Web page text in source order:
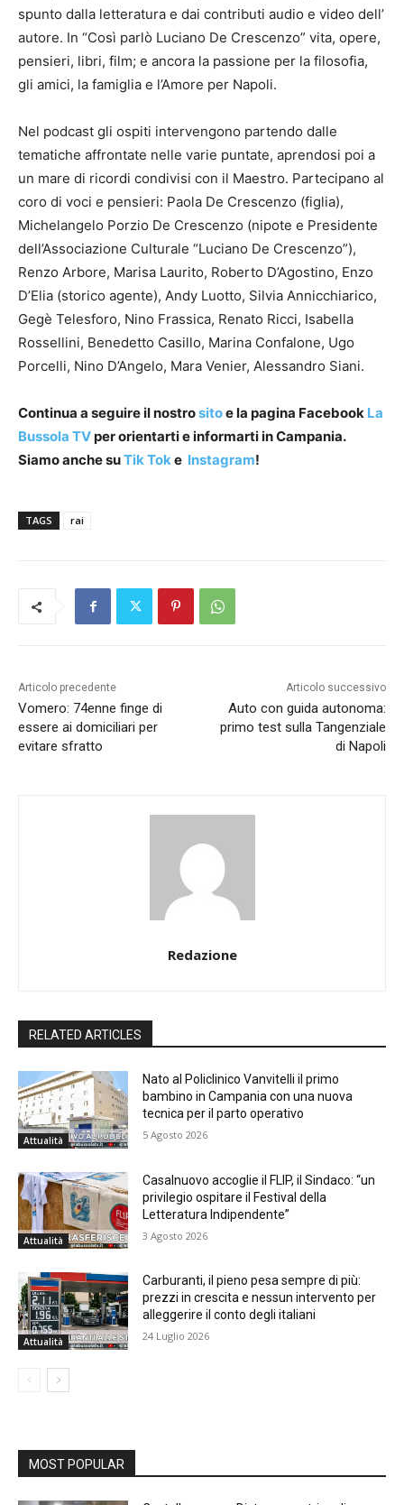
spunto dalla letteratura e dai contributi audio e video dell’
autore. In “Così parlò Luciano De Crescenzo” vita, opere,
pensieri, libri, film; e ancora la passione per la filosofia,
gli amici, la famiglia e l’Amore per Napoli.
Nel podcast gli ospiti intervengono partendo dalle
tematiche affrontate nelle varie puntate, aprendosi poi a
un mare di ricordi condivisi con il Maestro. Partecipano al
coro di voci e pensieri: Paola De Crescenzo (figlia),
Michelangelo Porzio De Crescenzo (nipote e Presidente
dell’Associazione Culturale “Luciano De Crescenzo”),
Renzo Arbore, Marisa Laurito, Roberto D’Agostino, Enzo
D’Elia (storico agente), Andy Luotto, Silvia Annicchiarico,
Gegè Telesforo, Nino Frassica, Renato Ricci, Isabella
Rossellini, Benedetto Casillo, Marina Confalone, Ugo
Porcelli, Nino D’Angelo, Mara Venier, Alessandro Siani.
Continua a seguire il nostrositoe la pagina Facebook La
Bussola TVper orientarti e informarti in Campania.
Siamo anche suTik Toke Instagram!
TAGS rai
Articolo precedente
Vomero: 74enne finge di
essere ai domiciliari per
evitare sfratto
Articolo successivo
Auto con guida autonoma:
primo test sulla Tangenziale
di Napoli
Redazione
RELATED ARTICLES
Attualità
Nato al Policlinico Vanvitelli il primo
bambino in Campania con una nuova
tecnica per il parto operativo
5 Agosto 2026
Attualità
Casalnuovo accoglie il FLIP, il Sindaco: “un
privilegio ospitare il Festival della
Letteratura Indipendente”
3 Agosto 2026
Attualità
Carburanti, il pieno pesa sempre di più:
prezzi in crescita e nessun intervento per
alleggerire il conto degli italiani
24 Luglio 2026
MOST POPULAR